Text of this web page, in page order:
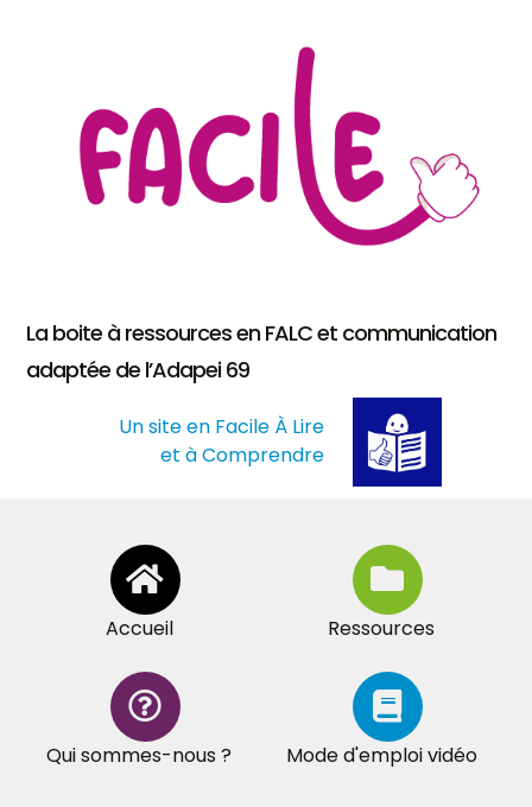
La boite à ressources en FALC et communication
adaptée de l’Adapei 69
Un site en Facile À Lire
et à Comprendre
Accueil Ressources
Qui sommes-nous ? Mode d'emploi vidéo